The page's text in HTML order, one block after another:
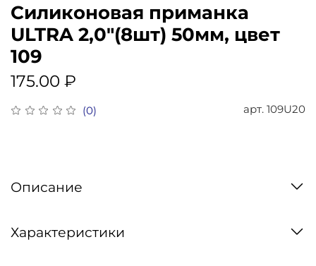
(0) арт. 109U20
Силиконовая приманка
ULTRA 2,0"(8шт) 50мм, цвет
109
175.00 ₽
Описание
Характеристики